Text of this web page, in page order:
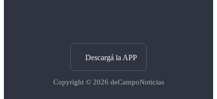
Descargá la APP
Copyright © 2026 deCampoNoticias